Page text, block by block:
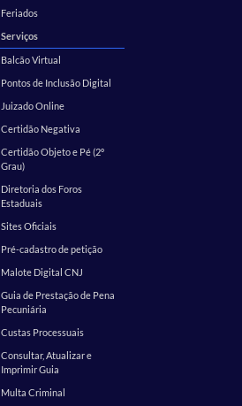
Feriados
Serviços
Balcão Virtual
Pontos de Inclusão Digital
Juizado Online
Certidão Negativa
Certidão Objeto e Pé (2º
Grau)
Diretoria dos Foros
Estaduais
Sites Oficiais
Pré-cadastro de petição
Malote Digital CNJ
Guia de Prestação de Pena
Pecuniária
Custas Processuais
Consultar, Atualizar e
Imprimir Guia
Multa Criminal